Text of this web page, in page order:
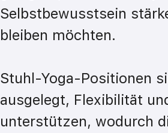
Selbstbewusstsein
bleiben möchten.
Stuhl-Yoga-Positionen
ausgelegt, Flexibilität
unterstützen, wodurch